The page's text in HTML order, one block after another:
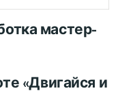
мастер-
«Двигайся и